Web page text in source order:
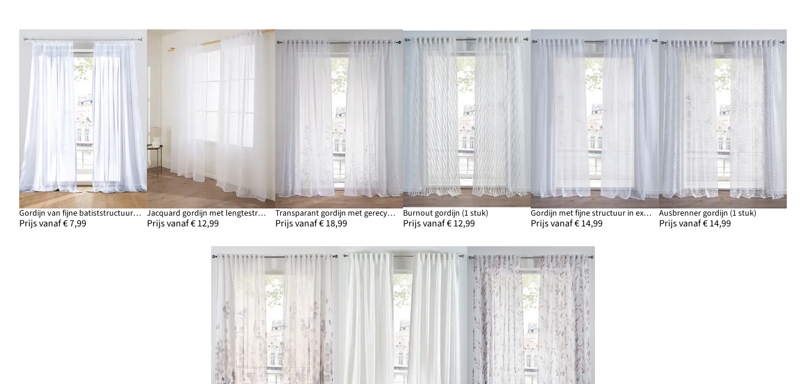
Gordijn van fijne batiststructuur (1 stuk)
Prijs vanaf € 7,99
Jacquard gordijn met lengtestrepen (1 stuk)
Prijs vanaf € 12,99
Transparant gordijn met gerecycled polyester (1 stuk)
Prijs vanaf € 18,99
Burnout gordijn (1 stuk)
Prijs vanaf € 12,99
Gordijn met fijne structuur in extra lange en brede maten (1 stuk)
Prijs vanaf € 14,99
Ausbrenner gordijn (1 stuk)
Prijs vanaf € 14,99